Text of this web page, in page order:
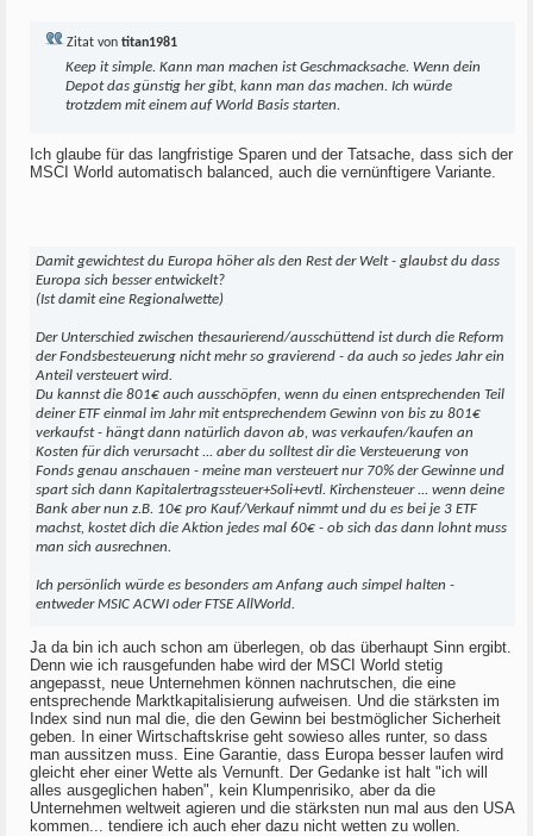
Zitat von titan1981
Keep it simple. Kann man machen ist Geschmacksache. Wenn dein
Depot das günstig her gibt, kann man das machen. Ich würde
trotzdem mit einem auf World Basis starten.
Ich glaube für das langfristige Sparen und der Tatsache, dass sich der
MSCI World automatisch balanced, auch die vernünftigere Variante.
Damit gewichtest du Europa höher als den Rest der Welt - glaubst du dass
Europa sich besser entwickelt?
(Ist damit eine Regionalwette)
Der Unterschied zwischen thesaurierend/ausschüttend ist durch die Reform
der Fondsbesteuerung nicht mehr so gravierend - da auch so jedes Jahr ein
Anteil versteuert wird.
Du kannst die 801€ auch ausschöpfen, wenn du einen entsprechenden Teil
deiner ETF einmal im Jahr mit entsprechendem Gewinn von bis zu 801€
verkaufst - hängt dann natürlich davon ab, was verkaufen/kaufen an
Kosten für dich verursacht ... aber du solltest dir die Versteuerung von
Fonds genau anschauen - meine man versteuert nur 70% der Gewinne und
spart sich dann Kapitalertragssteuer+Soli+evtl. Kirchensteuer ... wenn deine
Bank aber nun z.B. 10€ pro Kauf/Verkauf nimmt und du es bei je 3 ETF
machst, kostet dich die Aktion jedes mal 60€ - ob sich das dann lohnt muss
man sich ausrechnen.
Ich persönlich würde es besonders am Anfang auch simpel halten -
entweder MSIC ACWI oder FTSE AllWorld.
Ja da bin ich auch schon am überlegen, ob das überhaupt Sinn ergibt.
Denn wie ich rausgefunden habe wird der MSCI World stetig
angepasst, neue Unternehmen können nachrutschen, die eine
entsprechende Marktkapitalisierung aufweisen. Und die stärksten im
Index sind nun mal die, die den Gewinn bei bestmöglicher Sicherheit
geben. In einer Wirtschaftskrise geht sowieso alles runter, so dass
man aussitzen muss. Eine Garantie, dass Europa besser laufen wird
gleicht eher einer Wette als Vernunft. Der Gedanke ist halt "ich will
alles ausgeglichen haben", kein Klumpenrisiko, aber da die
Unternehmen weltweit agieren und die stärksten nun mal aus den USA
kommen... tendiere ich auch eher dazu nicht wetten zu wollen.